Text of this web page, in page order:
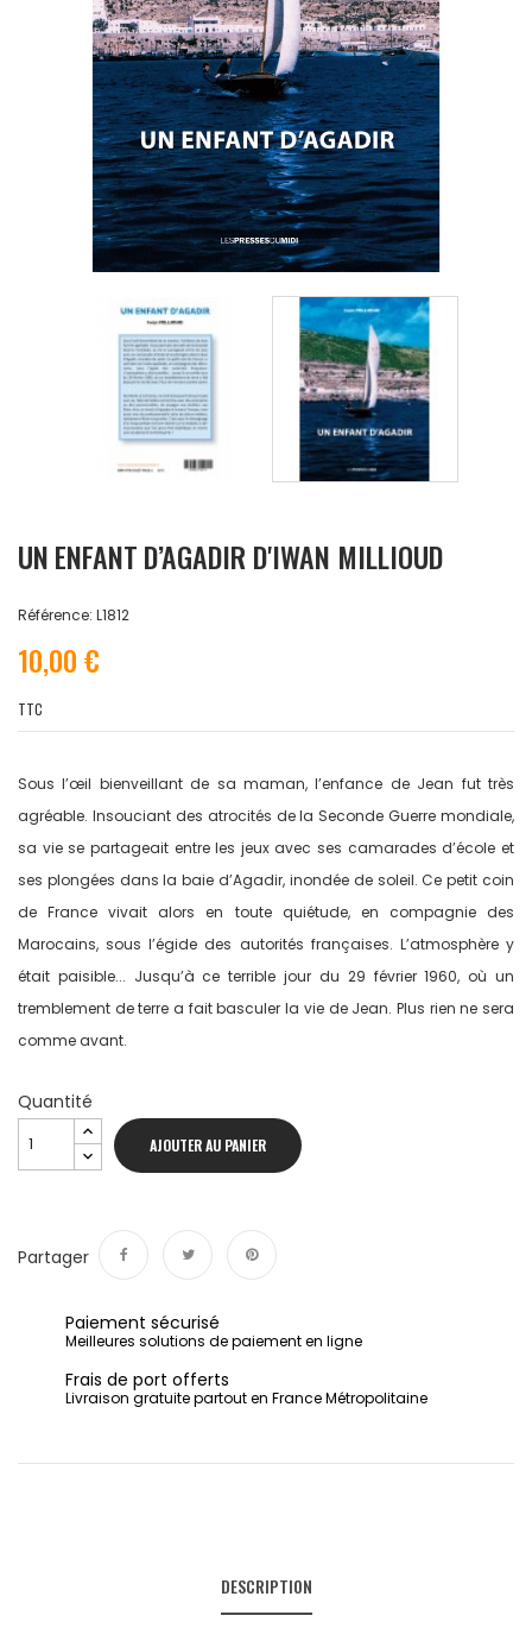
UN ENFANT D’AGADIR D'IWAN MILLIOUD
Référence: L1812
10,00 €
TTC
Sous l’œil bienveillant de sa maman, l’enfance de Jean fut très
agréable. Insouciant des atrocités de la Seconde Guerre mondiale,
sa vie se partageait entre les jeux avec ses camarades d’école et
ses plongées dans la baie d’Agadir, inondée de soleil. Ce petit coin
de France vivait alors en toute quiétude, en compagnie des
Marocains, sous l’égide des autorités françaises. L’atmosphère y
était paisible... Jusqu’à ce terrible jour du 29 février 1960, où un
tremblement de terre a fait basculer la vie de Jean. Plus rien ne sera
comme avant.
Quantité
AJOUTER AU PANIER
Partager
Paiement sécurisé
Meilleures solutions de paiement en ligne
Frais de port offerts
Livraison gratuite partout en France Métropolitaine
DESCRIPTION